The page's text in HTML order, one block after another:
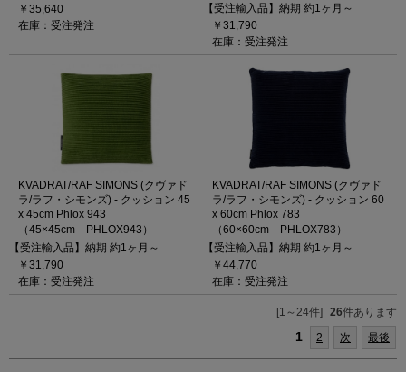
￥35,640
在庫：受注発注
【受注輸入品】納期 約1ヶ月～
￥31,790
在庫：受注発注
KVADRAT/RAF SIMONS (クヴァド
ラ/ラフ・シモンズ) - クッション 45
x 45cm Phlox 943
（45×45cm PHLOX943）
【受注輸入品】納期 約1ヶ月～
￥31,790
在庫：受注発注
KVADRAT/RAF SIMONS (クヴァド
ラ/ラフ・シモンズ) - クッション 60
x 60cm Phlox 783
（60×60cm PHLOX783）
【受注輸入品】納期 約1ヶ月～
￥44,770
在庫：受注発注
[1～24件] 26件あります
1 2 次 最後